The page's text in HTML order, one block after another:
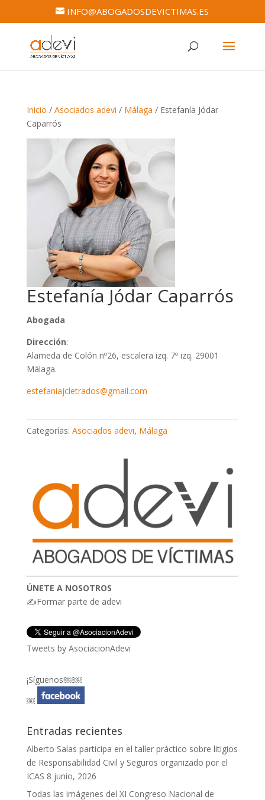
INFO@ABOGADOSDEVICTIMAS.ES
Inicio / Asociados adevi / Málaga / Estefanía Jódar
Caparrós
Estefanía Jódar Caparrós
Abogada
Dirección:
Alameda de Colón nº26, escalera izq. 7º izq. 29001
Málaga.
estefaniajcletrados@gmail.com
Categorías: Asociados adevi, Málaga
ÚNETE A NOSOTROS
✍Formar parte de adevi
Tweets by AsociacionAdevi
¡Síguenos!￼￼
￼
Entradas recientes
Alberto Salas participa en el taller práctico sobre litigios
de Responsabilidad Civil y Seguros organizado por el
ICAS 8 junio, 2026
Todas las imágenes del XI Congreso Nacional de